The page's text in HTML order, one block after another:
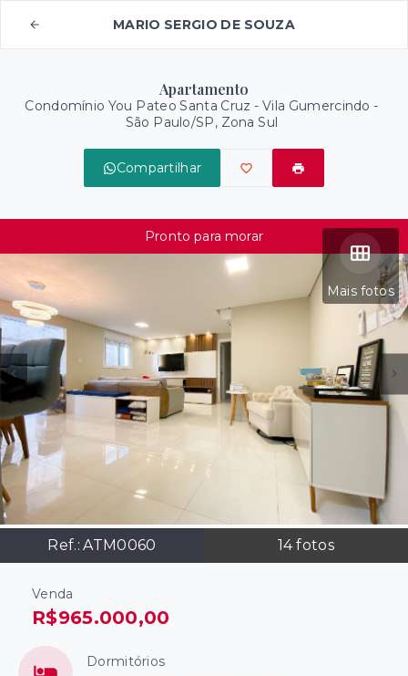
MARIO SERGIO DE SOUZA
Apartamento
Condomínio You Pateo Santa Cruz -Vila Gumercindo -
São Paulo/SP, Zona Sul
Compartilhar
Mais fotos
Ref.:ATM0060 14fotos
Pronto para morar
Venda
R$965.000,00
Dormitórios